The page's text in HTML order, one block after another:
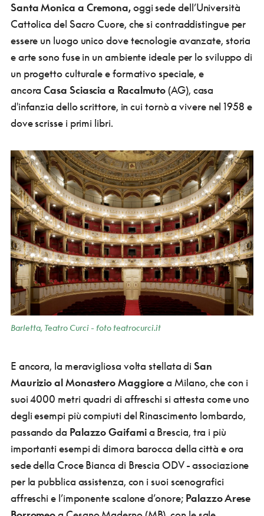
Santa Monica a Cremona,oggi sede dell’Università
Cattolica del Sacro Cuore, che si contraddistingue per
essere un luogo unico dove tecnologie avanzate, storia
e arte sono fuse in un ambiente ideale per lo sviluppo di
un progetto culturale e formativo speciale, e
ancoraCasa Sciascia a Racalmuto(AG), casa
d'infanzia dello scrittore, in cui tornò a vivere nel 1958 e
dove scrisse i primi libri.
Barletta, Teatro Curci - foto teatrocurci.it
E ancora, la meravigliosa volta stellata diSan
Maurizio al Monastero Maggiorea Milano, che con i
suoi 4000 metri quadri di affreschi si attesta come uno
degli esempi più compiuti del Rinascimento lombardo,
passando da Palazzo Gaifamia Brescia, tra i più
importanti esempi di dimora barocca della città e ora
sede della Croce Bianca di Brescia ODV - associazione
per la pubblica assistenza, con i suoi scenografici
affreschi e l’imponente scalone d’onore; Palazzo Arese